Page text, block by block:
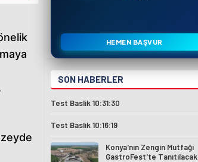
HEMEN BAŞVUR
SON HABERLER
Test Baslik 10:31:30
Test Baslik 10:16:19
Konya'nın Zengin Mutfağı
GastroFest'te Tanıtılacak